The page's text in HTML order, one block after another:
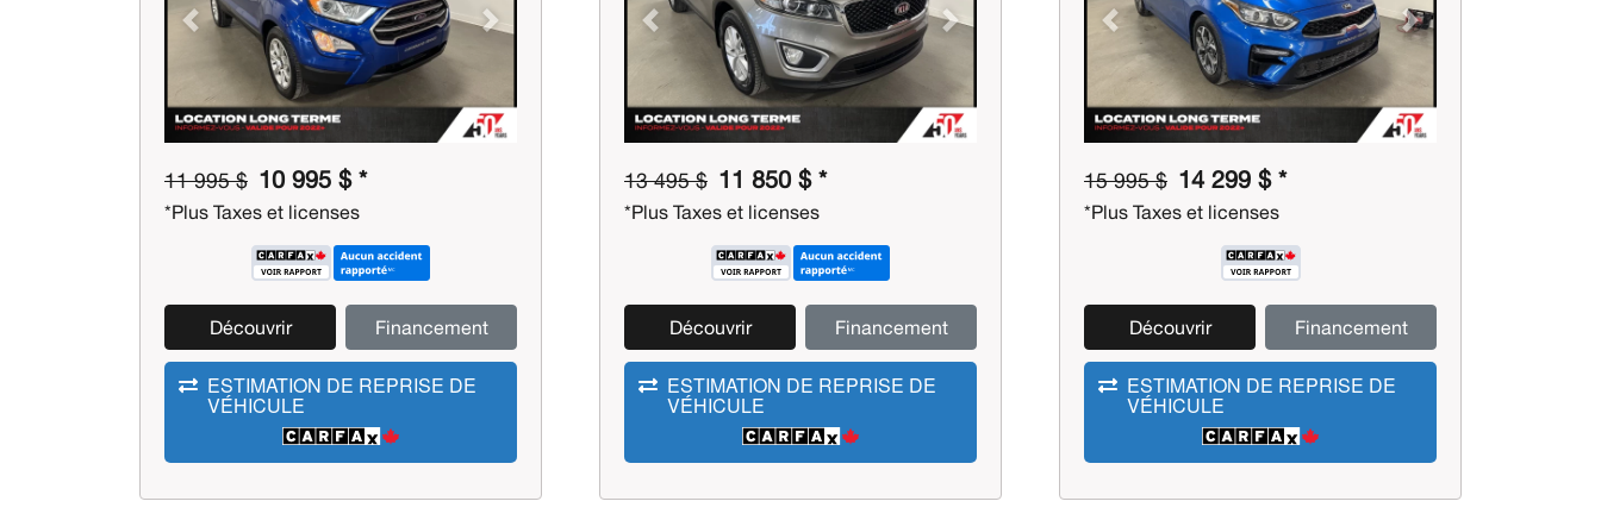
Previous Next
11 995 $ 10 995 $ *
*Plus Taxes et licenses
Découvrir Financement
ESTIMATION DE REPRISE DE
VÉHICULE
Previous Next
13 495 $ 11 850 $ *
*Plus Taxes et licenses
Découvrir Financement
ESTIMATION DE REPRISE DE
VÉHICULE
Previous Next
15 995 $ 14 299 $ *
*Plus Taxes et licenses
Découvrir Financement
ESTIMATION DE REPRISE DE
VÉHICULE